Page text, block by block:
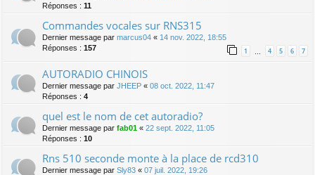
Réponses : 11
Commandes vocales sur RNS315
Dernier message par marcus04 « 14 nov. 2022, 18:55
Réponses : 157 1 4 5 6 7
AUTORADIO CHINOIS
Dernier message par JHEEP « 08 oct. 2022, 11:47
Réponses : 4
quel est le nom de cet autoradio?
Dernier message par fab01 « 22 sept. 2022, 11:05
Réponses : 10
Rns 510 seconde monte à la place de rcd310
Dernier message par Sly83 « 07 juil. 2022, 19:26